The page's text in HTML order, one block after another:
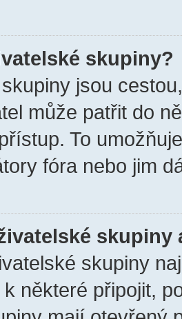
skupiny?
jsou
může patřit do
To
fóra nebo jim
skupiny
skupiny
některé připojit,